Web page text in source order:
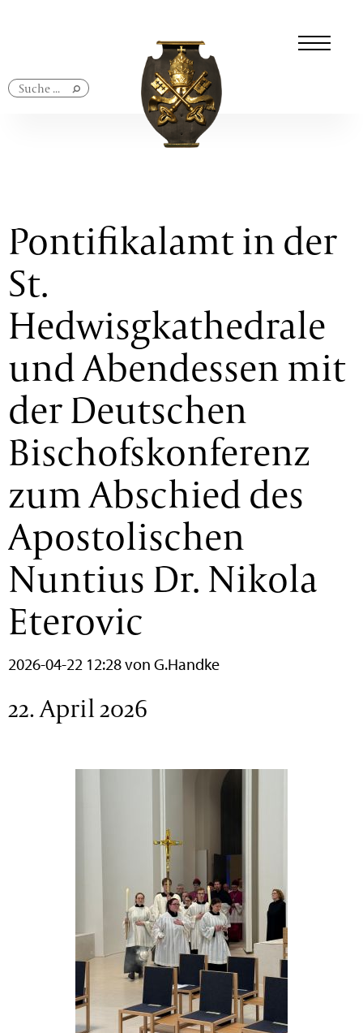
Pontifikalamt in der
St.
Hedwisgkathedrale
und Abendessen mit
der Deutschen
Bischofskonferenz
zum Abschied des
Apostolischen
Nuntius Dr. Nikola
Eterovic
2026-04-22 12:28von G.Handke
22. April 2026